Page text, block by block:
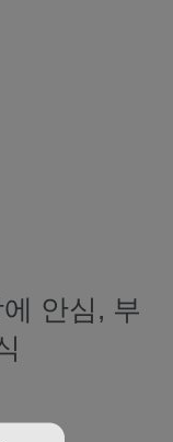
안심, 부